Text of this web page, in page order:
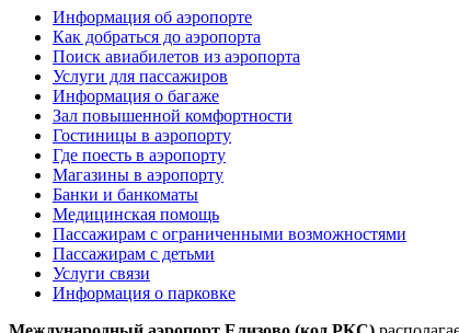
Информация об аэропорте
Как добраться до аэропорта
Поиск авиабилетов из аэропорта
Услуги для пассажиров
Информация о багаже
Зал повышенной комфортности
Гостиницы в аэропорту
Где поесть в аэропорту
Магазины в аэропорту
Банки и банкоматы
Медицинская помощь
Пассажирам с ограниченными возможностями
Пассажирам с детьми
Услуги связи
Информация о парковке